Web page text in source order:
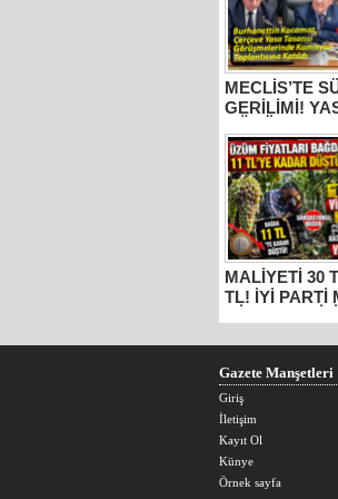
MECLİS’TE
GERİLİMİ!
KATILAN İYİ
MİLLETVEKİLİ
“ŞEHİT
DIŞI, KATİL
MUHATAP!”
MALİYETİ 30
TL! İYİ PARTİ
KADAR
YAPMAYIN!”
Gazete Manşetleri
Giriş
İletişim
Kayıt Ol
Künye
Örnek sayfa